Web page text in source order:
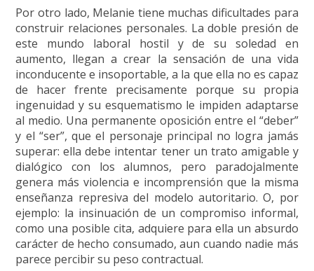
Por otro lado, Melanie tiene muchas dificultades para
construir relaciones personales. La doble presión de
este mundo laboral hostil y de su soledad en
aumento, llegan a crear la sensación de una vida
inconducente e insoportable, a la que ella no es capaz
de hacer frente precisamente porque su propia
ingenuidad y su esquematismo le impiden adaptarse
al medio. Una permanente oposición entre el “deber”
y el “ser”, que el personaje principal no logra jamás
superar: ella debe intentar tener un trato amigable y
dialógico con los alumnos, pero paradojalmente
genera más violencia e incomprensión que la misma
enseñanza represiva del modelo autoritario. O, por
ejemplo: la insinuación de un compromiso informal,
como una posible cita, adquiere para ella un absurdo
carácter de hecho consumado, aun cuando nadie más
parece percibir su peso contractual.